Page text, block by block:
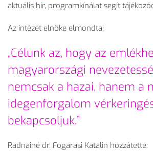
aktuális hír, programkínálat segít
Az intézet elnöke elmondta:
„Célunk az, hogy az
magyarországi
nemcsak a hazai, hanem a
idegenforgalom
bekapcsoljuk.”
Radnainé dr. Fogarasi Katalin hozzátette: